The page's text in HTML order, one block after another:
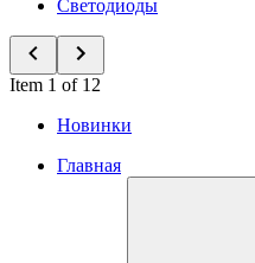
Светодиоды
Item 1 of 12
Новинки
Главная